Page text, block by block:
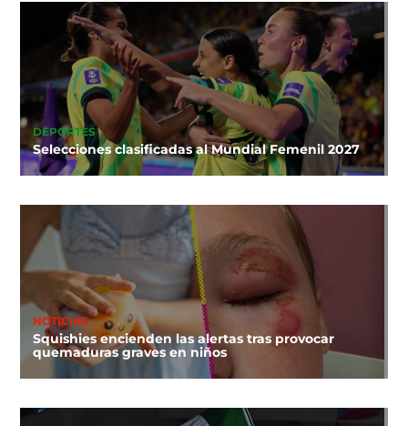
DEPORTES
Selecciones clasificadas al Mundial Femenil 2027
NOTICIAS
Squishies encienden las alertas tras provocar
quemaduras graves en niños